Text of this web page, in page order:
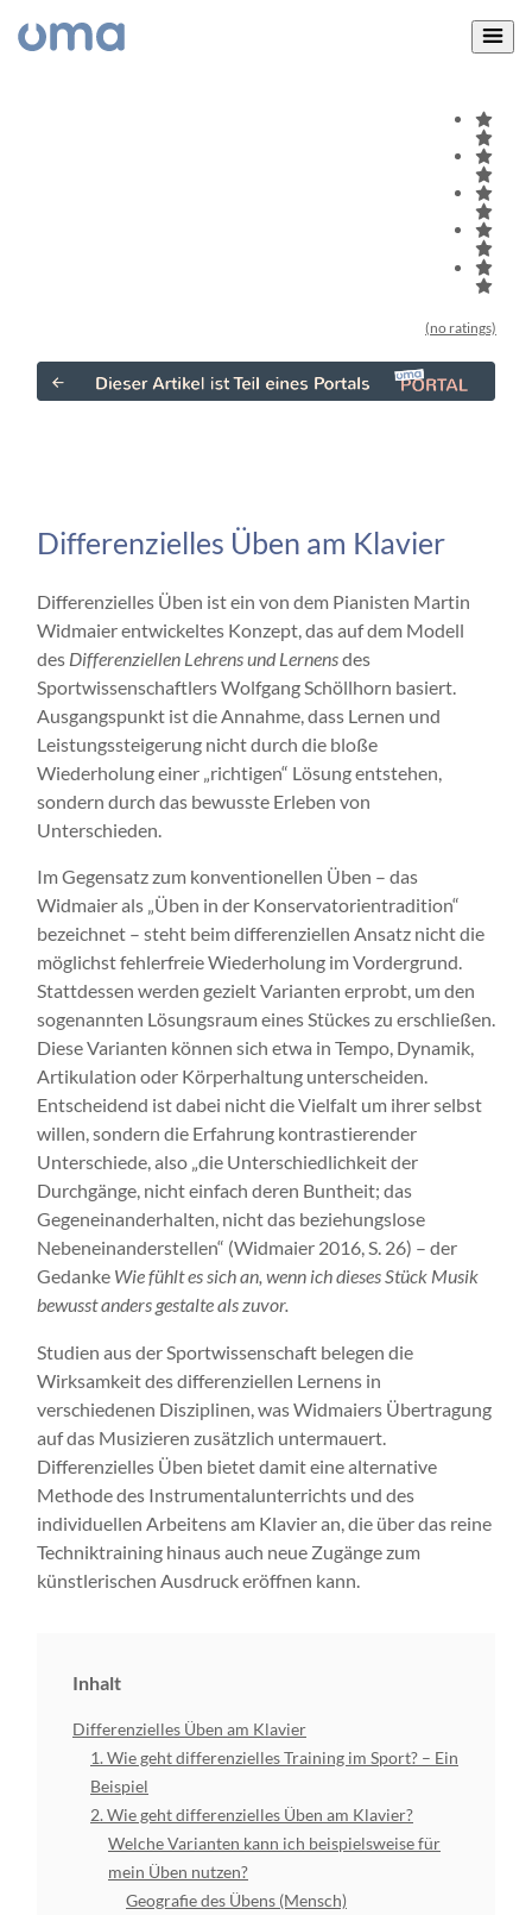
(no ratings)
Differenzielles Üben am Klavier
Differenzielles Üben ist ein von dem Pianisten Martin
Widmaier entwickeltes Konzept, das auf dem Modell
des Differenziellen Lehrens und Lernensdes
Sportwissenschaftlers Wolfgang Schöllhorn basiert.
Ausgangspunkt ist die Annahme, dass Lernen und
Leistungssteigerung nicht durch die bloße
Wiederholung einer „richtigen“ Lösung entstehen,
sondern durch das bewusste Erleben von
Unterschieden.
Im Gegensatz zum konventionellen Üben – das
Widmaier als „Üben in der Konservatorientradition“
bezeichnet – steht beim differenziellen Ansatz nicht die
möglichst fehlerfreie Wiederholung im Vordergrund.
Stattdessen werden gezielt Varianten erprobt, um den
sogenannten Lösungsraum eines Stückes zu erschließen.
Diese Varianten können sich etwa in Tempo, Dynamik,
Artikulation oder Körperhaltung unterscheiden.
Entscheidend ist dabei nicht die Vielfalt um ihrer selbst
willen, sondern die Erfahrung kontrastierender
Unterschiede, also „die Unterschiedlichkeit der
Durchgänge, nicht einfach deren Buntheit; das
Gegeneinanderhalten, nicht das beziehungslose
Nebeneinanderstellen“ (Widmaier 2016, S. 26) – der
Gedanke Wie fühlt es sich an, wenn ich dieses Stück Musik
bewusst anders gestalte als zuvor.
Studien aus der Sportwissenschaft belegen die
Wirksamkeit des differenziellen Lernens in
verschiedenen Disziplinen, was Widmaiers Übertragung
auf das Musizieren zusätzlich untermauert.
Differenzielles Üben bietet damit eine alternative
Methode des Instrumentalunterrichts und des
individuellen Arbeitens am Klavier an, die über das reine
Techniktraining hinaus auch neue Zugänge zum
künstlerischen Ausdruck eröffnen kann.
Inhalt
Differenzielles Üben am Klavier
1. Wie geht differenzielles Training im Sport? – Ein
Beispiel
2. Wie geht differenzielles Üben am Klavier?
Welche Varianten kann ich beispielsweise für
mein Üben nutzen?
Geografie des Übens (Mensch)